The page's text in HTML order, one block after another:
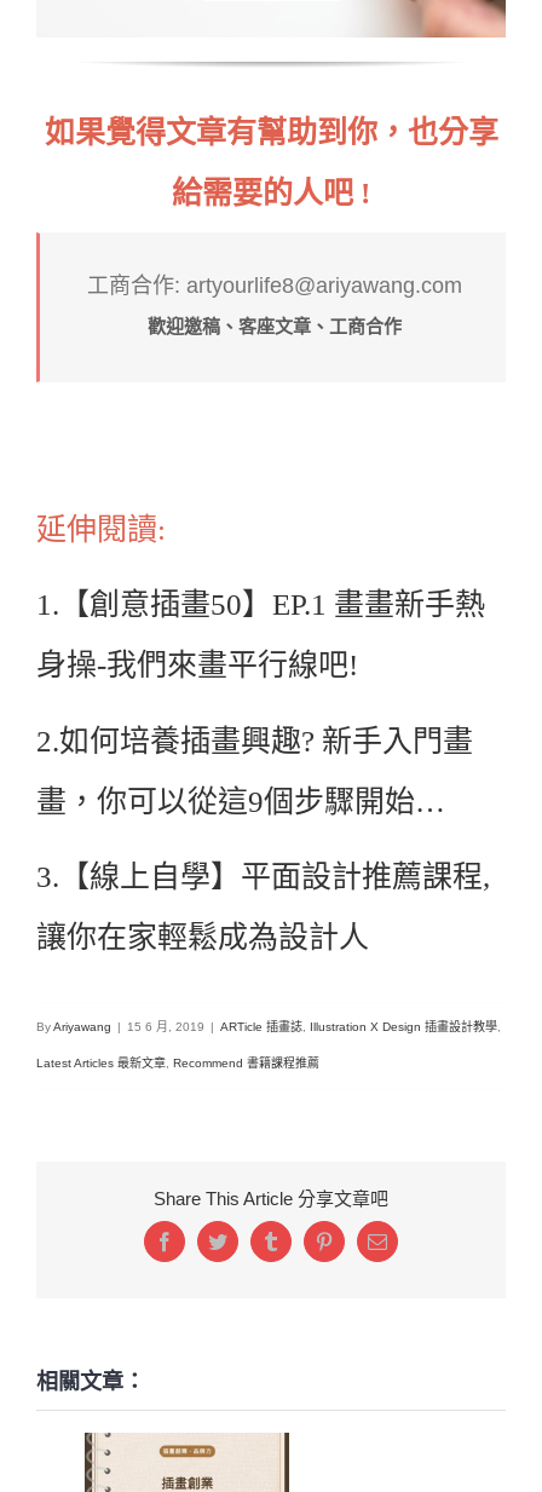
如果覺得文章有幫助到你，也分享
給需要的人吧 !
工商合作: artyourlife8@ariyawang.com
歡迎邀稿、客座文章、工商合作
延伸閱讀:
1.【創意插畫50】EP.1 畫畫新手熱
身操-我們來畫平行線吧!
2.如何培養插畫興趣? 新手入門畫
畫，你可以從這9個步驟開始…
3.【線上自學】平面設計推薦課程,
讓你在家輕鬆成為設計人
ByAriyawang | 15 6 月, 2019 | ARTicle 插畫誌 Illustration X Design 插畫設計教學
Latest Articles 最新文章 Recommend 書籍課程推薦
Share This Article 分享文章吧
FacebookTwitterTumblrPinterestEmail:
相關文章：